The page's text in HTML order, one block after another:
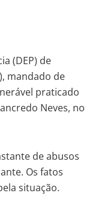
(DEP) de
mandado de
praticado
Neves, no
de abusos
Os fatos
situação.